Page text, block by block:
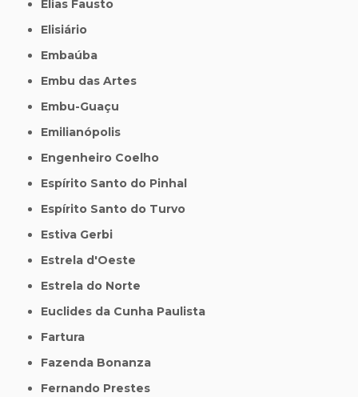
Elias Fausto
Elisiário
Embaúba
Embu das Artes
Embu-Guaçu
Emilianópolis
Engenheiro Coelho
Espírito Santo do Pinhal
Espírito Santo do Turvo
Estiva Gerbi
Estrela d'Oeste
Estrela do Norte
Euclides da Cunha Paulista
Fartura
Fazenda Bonanza
Fernando Prestes